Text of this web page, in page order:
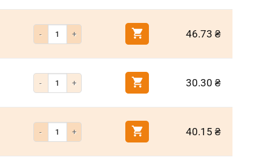
Кількість Біта хрестоподібна PH2 50 мм титанове напилення
46.73 ₴
Кількість Біта хрестоподібна PH2 25 мм титанове напилення
30.30 ₴
Кількість Біта з обмежувачем PH2 25 мм 40.15 ₴